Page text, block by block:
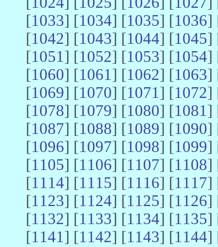
[1033] [1034] [1035] [1036]
[1042] [1043] [1044] [1045]
[1051] [1052] [1053] [1054]
[1060] [1061] [1062] [1063]
[1069] [1070] [1071] [1072]
[1078] [1079] [1080] [1081]
[1087] [1088] [1089] [1090]
[1096] [1097] [1098] [1099]
[1105] [1106] [1107] [1108]
[1114] [1115] [1116] [1117]
[1123] [1124] [1125] [1126]
[1132] [1133] [1134] [1135]
[1141] [1142] [1143] [1144]